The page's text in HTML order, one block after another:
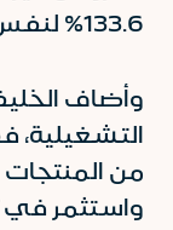
133.6% لنفس الفترة من العام الماضي.
وأضاف
التشغيلية،
من المنتجات
واستثمر